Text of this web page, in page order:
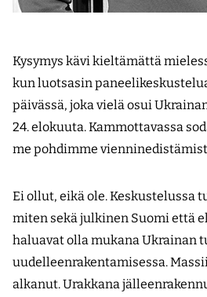
Kysymys kävi kieltämättä
kun luotsasin
päivässä, joka vielä osui
24. elokuuta. Kammottavassa
me pohdimme
Ei ollut, eikä ole. Keskustelussa
miten sekä julkinen Suomi että
haluavat olla mukana Ukrainan
uudelleenrakentamisessa.
alkanut. Urakkana